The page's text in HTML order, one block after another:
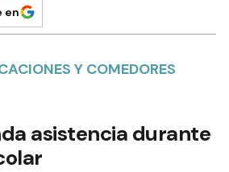
en
Y COMEDORES
asistencia durante